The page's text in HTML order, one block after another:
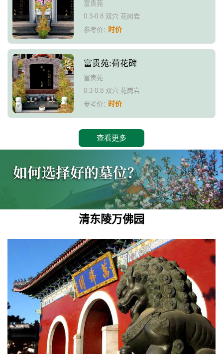
富贵苑
0.3-0.8 双穴 花岗岩
参考价：时价
富贵苑:荷花碑
富贵苑
0.3-0.8 双穴 花岗岩
参考价：时价
查看更多
清东陵万佛园